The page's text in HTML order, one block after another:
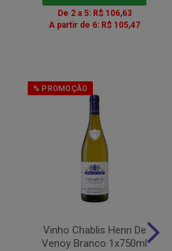
De 2 a 5: R$ 106,63
A partir de 6: R$ 105,47
% PROMOÇÃO
Vinho Chablis Henri De
Venoy Branco 1x750ml